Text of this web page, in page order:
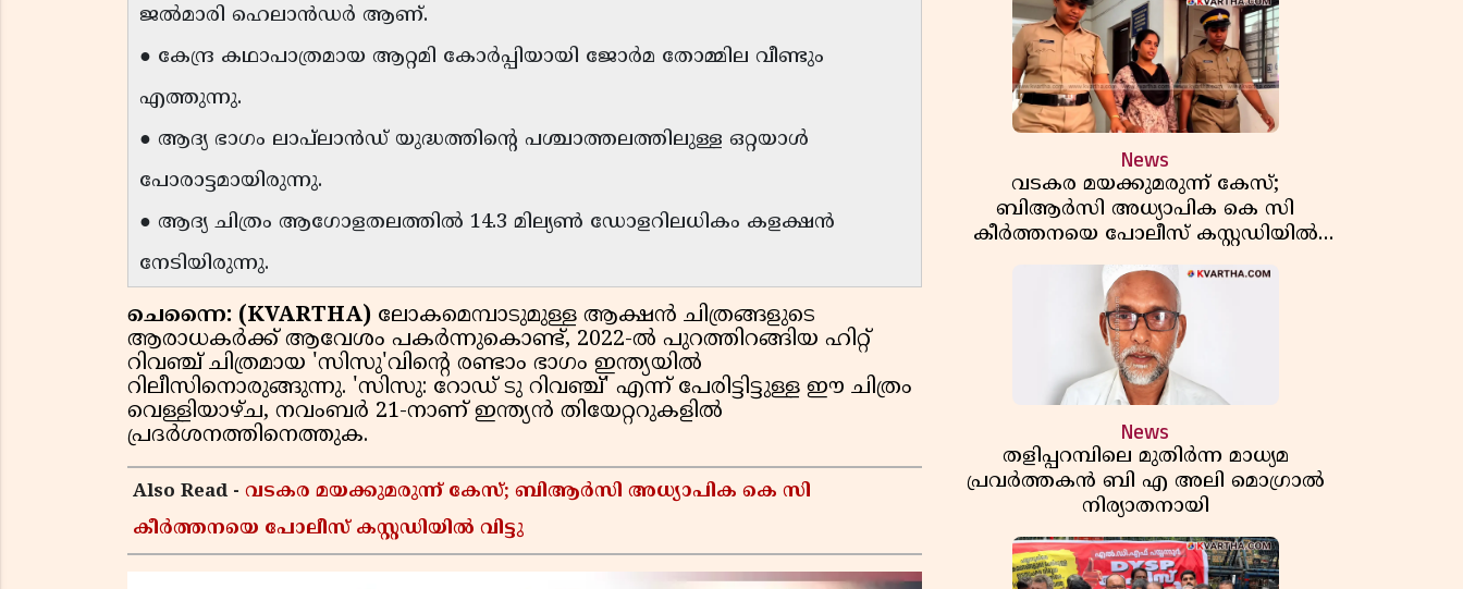
ജൽമാരി ഹെലാൻഡർ ആണ്.
● കേന്ദ്ര കഥാപാത്രമായ ആറ്റമി കോർപ്പിയായി ജോർമ തോമ്മില വീണ്ടും
എത്തുന്നു.
● ആദ്യ ഭാഗം ലാപ്‌ലാൻഡ് യുദ്ധത്തിൻ്റെ പശ്ചാത്തലത്തിലുള്ള ഒറ്റയാൾ
പോരാട്ടമായിരുന്നു.
● ആദ്യ ചിത്രം ആഗോളതലത്തിൽ 14.3 മില്യൺ ഡോളറിലധികം കളക്ഷൻ
നേടിയിരുന്നു.
ചെന്നൈ: (KVARTHA) ലോകമെമ്പാടുമുള്ള ആക്ഷൻ ചിത്രങ്ങളുടെ
ആരാധകർക്ക് ആവേശം പകർന്നുകൊണ്ട്, 2022-ൽ പുറത്തിറങ്ങിയ ഹിറ്റ്
റിവഞ്ച് ചിത്രമായ 'സിസു'വിൻ്റെ രണ്ടാം ഭാഗം ഇന്ത്യയിൽ
റിലീസിനൊരുങ്ങുന്നു. 'സിസു: റോഡ് ടു റിവഞ്ച്' എന്ന് പേരിട്ടിട്ടുള്ള ഈ ചിത്രം
വെള്ളിയാഴ്ച, നവംബർ 21-നാണ് ഇന്ത്യൻ തിയേറ്ററുകളിൽ
പ്രദർശനത്തിനെത്തുക.
Also Read - വടകര മയക്കുമരുന്ന് കേസ്; ബിആർസി അധ്യാപിക കെ സി
കീർത്തനയെ പോലീസ് കസ്റ്റഡിയിൽ വിട്ടു
News
വടകര മയക്കുമരുന്ന് കേസ്;
ബിആർസി അധ്യാപിക കെ സി
കീർത്തനയെ പോലീസ് കസ്റ്റഡിയിൽ
News
തളിപ്പറമ്പിലെ മുതിർന്ന മാധ്യമ
പ്രവർത്തകൻ ബി എ അലി മൊഗ്രാൽ
നിര്യാതനായി